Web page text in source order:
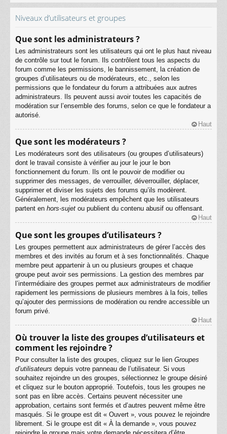
Niveaux d’utilisateurs et groupes
Que sont les administrateurs ?
Les administrateurs sont les utilisateurs qui ont le plus haut niveau
de contrôle sur tout le forum. Ils contrôlent tous les aspects du
forum comme les permissions, le bannissement, la création de
groupes d’utilisateurs ou de modérateurs, etc., selon les
permissions que le fondateur du forum a attribuées aux autres
administrateurs. Ils peuvent aussi avoir toutes les capacités de
modération sur l’ensemble des forums, selon ce que le fondateur a
autorisé.
Haut
Que sont les modérateurs ?
Les modérateurs sont des utilisateurs (ou groupes d’utilisateurs)
dont le travail consiste à vérifier au jour le jour le bon
fonctionnement du forum. Ils ont le pouvoir de modifier ou
supprimer des messages, de verrouiller, déverrouiller, déplacer,
supprimer et diviser les sujets des forums qu’ils modèrent.
Généralement, les modérateurs empêchent que les utilisateurs
partent en hors-sujet ou publient du contenu abusif ou offensant.
Haut
Que sont les groupes d’utilisateurs ?
Les groupes permettent aux administrateurs de gérer l’accès des
membres et des invités au forum et à ses fonctionnalités. Chaque
membre peut appartenir à un ou plusieurs groupes et chaque
groupe peut avoir ses permissions. La gestion des membres par
l’intermédiaire des groupes permet aux administrateurs de modifier
rapidement les permissions de plusieurs membres à la fois, telles
qu’ajouter des permissions de modération ou rendre accessible un
forum privé.
Haut
Où trouver la liste des groupes d’utilisateurs et
comment les rejoindre ?
Pour consulter la liste des groupes, cliquez sur le lien Groupes
d’utilisateurs depuis votre panneau de l’utilisateur. Si vous
souhaitez rejoindre un des groupes, sélectionnez le groupe désiré
et cliquez sur le bouton approprié. Toutefois, tous les groupes ne
sont pas en libre accès. Certains peuvent nécessiter une
approbation, certains sont fermés et d’autres peuvent même être
masqués. Si le groupe est dit « Ouvert », vous pouvez le rejoindre
librement. Si le groupe est dit « À la demande », vous pouvez